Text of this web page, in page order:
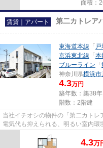
面積：
賃貸｜アパート 第二カトレア
東海道本線 「
京浜東北線 「 本
ブルーライン 「
神奈川県横浜市
4.3万円
築年数：築38年
階数：2階建
当社イチオシの物件の「第二カト
電気代も抑えられる、明るい室内
4.3万